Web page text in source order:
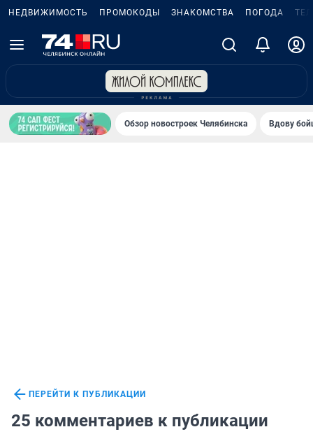
НЕДВИЖИМОСТЬ ПРОМОКОДЫ ЗНАКОМСТВА ПОГОДА
Обзор новостроек Челябинска Вдову
ПЕРЕЙТИ К ПУБЛИКАЦИИ
25 комментариев к публикации